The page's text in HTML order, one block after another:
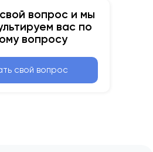
вопрос и мы
вас по
вопросу
свой вопрос